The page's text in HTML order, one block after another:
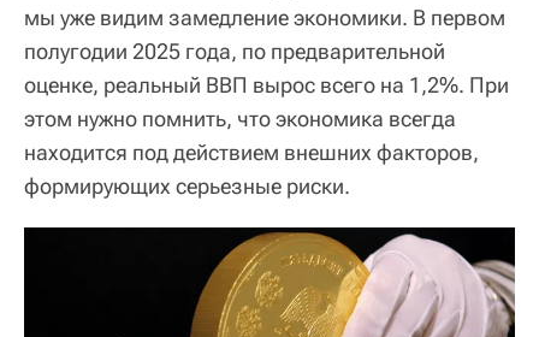
мы уже видим замедление экономики. В первом
полугодии 2025 года, по предварительной
оценке, реальный ВВП вырос всего на 1,2%. При
этом нужно помнить, что экономика всегда
находится под действием внешних факторов,
формирующих серьезные риски.